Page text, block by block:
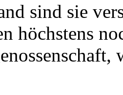
sind sie
höchstens